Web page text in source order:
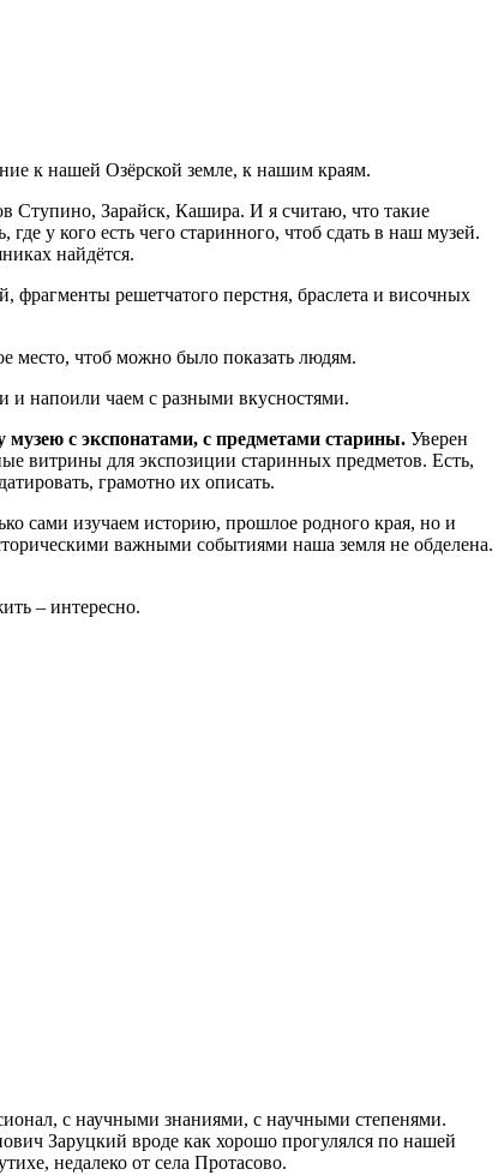
к нашей Озёрской земле, к нашим краям.
Ступино, Зарайск, Кашира. И я считаю, что такие
у кого есть чего старинного, чтоб сдать в наш музей.
найдётся.
фрагменты решетчатого перстня, браслета и височных
место, чтоб можно было показать людям.
и напоили чаем с разными вкусностями.
с экспонатами, с предметами старины. Уверен
витрины для экспозиции старинных предметов. Есть,
грамотно их описать.
сами изучаем историю, прошлое родного края, но и
важными событиями наша земля не обделена.
– интересно.
с научными знаниями, с научными степенями.
Заруцкий вроде как хорошо прогулялся по нашей
недалеко от села Протасово.